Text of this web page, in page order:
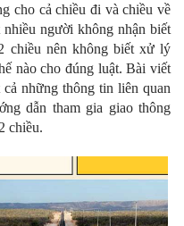
cho cả chiều đi và chiều về
người không nhận biết
chiều nên không biết xử lý
nào cho đúng luật. Bài viết
những thông tin liên quan
dẫn tham gia giao thông
chiều.